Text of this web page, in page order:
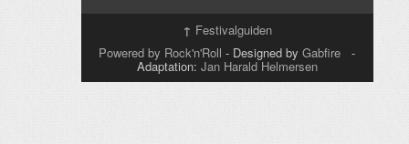
↑ Festivalguiden
Powered by Rock'n'Roll - Designed by Gabfire -
Adaptation: Jan Harald Helmersen